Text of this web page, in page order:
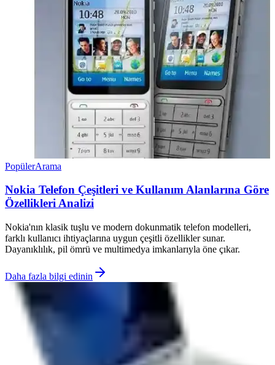
PopülerArama
Nokia Telefon Çeşitleri ve Kullanım Alanlarına Göre
Özellikleri Analizi
Nokia'nın klasik tuşlu ve modern dokunmatik telefon modelleri,
farklı kullanıcı ihtiyaçlarına uygun çeşitli özellikler sunar.
Dayanıklılık, pil ömrü ve multimedya imkanlarıyla öne çıkar.
Daha fazla bilgi edinin